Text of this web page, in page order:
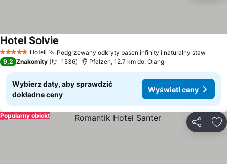
5 KategoriaHotel Podgrzewany odkryty basen infinity i naturalny staw
Hotel Solvie
9,2 Znakomity 1536 Pfalzen, 12.7 km do: Olang
Wybierz daty, aby sprawdzić
dokładne ceny
Wyświetl ceny
Popularny obiekt